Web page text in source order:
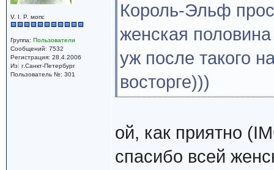
V. I. P. мопс
Группа: Пользователи
Сообщений: 7532
Регистрация: 28.4.2006
Из: г.Санкт-Петербург
Пользователь №: 301
Король-Эльф
женская
уж после такого
восторге)))
ой, как приятно
спасибо всей